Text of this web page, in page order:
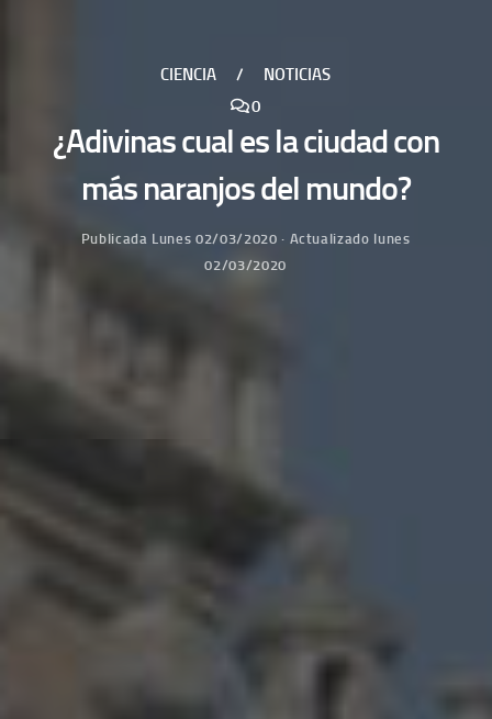
CIENCIA /
NOTICIAS
0
¿Adivinas cual es la ciudad con
más naranjos del mundo?
Publicada Lunes 02/03/2020 · Actualizado lunes
02/03/2020